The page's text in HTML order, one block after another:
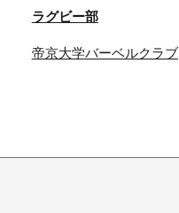
ラグビー部
帝京大学バーベルクラブ